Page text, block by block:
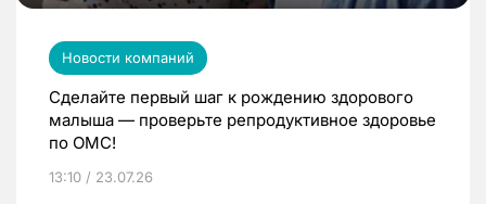
Новости компаний
Сделайте первый шаг к рождению здорового
малыша — проверьте репродуктивное здоровье
по ОМС!
13:10 / 23.07.26